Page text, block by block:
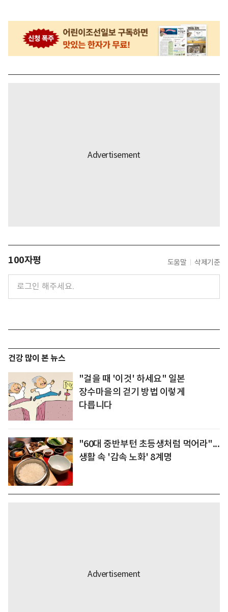
100자평 도움말 삭제기준
건강 많이 본 뉴스
"걸을 때 '이것' 하세요" 일본
장수마을의 걷기 방법 이렇게
다릅니다
"60대 중반부턴 초등생처럼 먹어라"...
생활 속 '감속 노화' 8계명